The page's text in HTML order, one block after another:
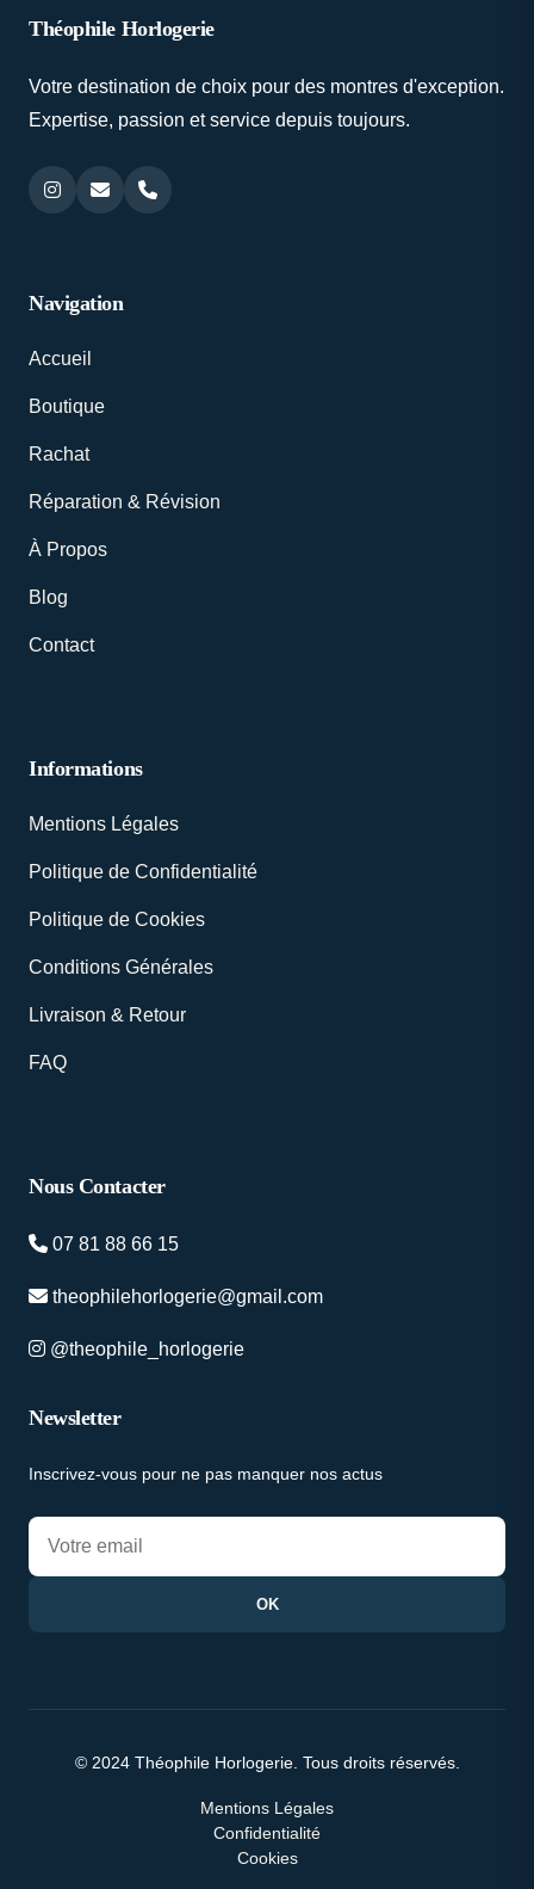
Théophile Horlogerie
Votre destination de choix pour des montres d'exception.
Expertise, passion et service depuis toujours.
Navigation
Accueil
Boutique
Rachat
Réparation & Révision
À Propos
Blog
Contact
Informations
Mentions Légales
Politique de Confidentialité
Politique de Cookies
Conditions Générales
Livraison & Retour
FAQ
Nous Contacter
07 81 88 66 15
theophilehorlogerie@gmail.com
@theophile_horlogerie
Newsletter
Inscrivez-vous pour ne pas manquer nos actus
OK
© 2024 Théophile Horlogerie. Tous droits réservés.
Mentions Légales
Confidentialité
Cookies